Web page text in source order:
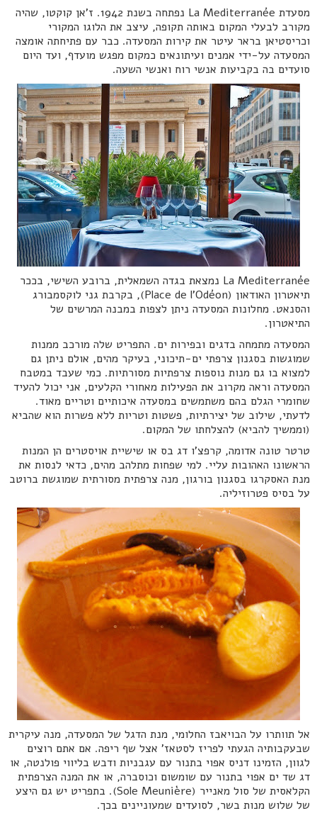
מסעדת La Mediterranée נפתחה בשנת 1942. ז'אן קוקטו, שהיה
מקורב לבעלי המקום באותה תקופה, עיצב את הלוגו המקורי
וכריסטיאן בראר עיטר את קירות המסעדה. כבר עם פתיחתה אומצה
המסעדה על-ידי אמנים ועיתונאים כמקום מפגש מועדף, ועד היום
סועדים בה בקביעות אנשי רוח ואנשי השעה.
La Mediterranée נמצאת בגדה השמאלית, ברובע השישי, בככר
תיאטרון האודאון (Place de l'Odéon), בקרבת גני לוקסמבורג
והסנאט. מחלונות המסעדה ניתן לצפות במבנה המרשים של
התיאטרון.
המסעדה מתמחה בדגים ובפירות ים. התפריט שלה מורכב ממנות
שמוגשות בסגנון צרפתי ים-תיכוני, בעיקר מהים, אולם ניתן גם
למצוא בו גם מנות נוספות צרפתיות מסורתיות. כמי שעבד במטבח
המסעדה וראה מקרוב את הפעילות מאחורי הקלעים, אני יכול להעיד
שחומרי הגלם בהם משתמשים במסעדה איכותיים וטריים מאוד.
לדעתי, שילוב של יצירתיות, פשטות וטריות ללא פשרות הוא שהביא
(וממשיך להביא) להצלחתו של המקום.
טרטר טונה אדומה, קרפצ'ו דג בס או שישיית אויסטרים הן המנות
הראשונו האהובות עליי. למי שפחות מתלהב מהים, כדאי לנסות את
מנת האסקרגו בסגנון בורגון, מנה צרפתית מסורתית שמוגשת ברוטב
על בסיס פטרוזיליה.
אל תוותרו על הבויאבז החלומי, מנת הדגל של המסעדה, מנה עיקרית
שבעקבותיה הגעתי לפריז לסטאז' אצל שף ריפה. אם אתם רוצים
לגוון, הזמינו דניס אפוי בתנור עם עגבניות ודבש בליווי פולנטה, או
דג שד ים אפוי בתנור עם שומשום וכוסברה, או את המנה הצרפתית
הקלאסית של סול מאנייר (Sole Meunière). בתפריט יש גם היצע
של שלוש מנות בשר, לסועדים שמעוניינים בכך.